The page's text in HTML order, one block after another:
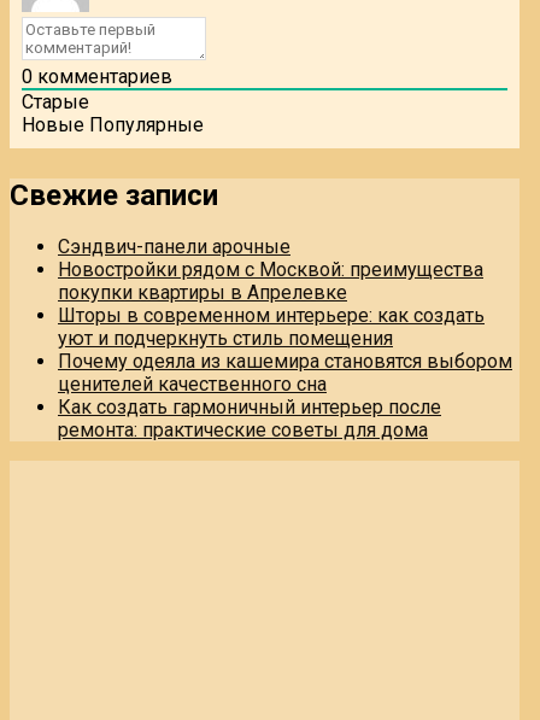
0 комментариев
Старые
Новые Популярные
Свежие записи
Сэндвич-панели арочные
Новостройки рядом с Москвой: преимущества
покупки квартиры в Апрелевке
Шторы в современном интерьере: как создать
уют и подчеркнуть стиль помещения
Почему одеяла из кашемира становятся выбором
ценителей качественного сна
Как создать гармоничный интерьер после
ремонта: практические советы для дома